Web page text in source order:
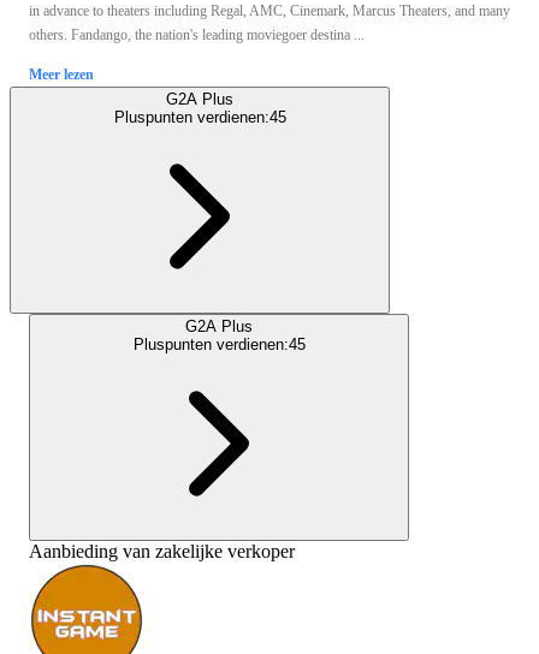
in advance to theaters including Regal, AMC, Cinemark, Marcus Theaters, and many
others. Fandango, the nation's leading moviegoer destina ...
Meer lezen
G2A Plus
Pluspunten verdienen:45
G2A Plus
Pluspunten verdienen:45
Aanbieding van zakelijke verkoper